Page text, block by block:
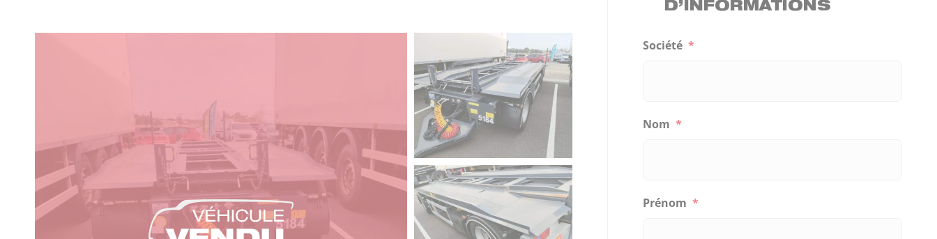
D’INFORMATIONS
Société *
Nom *
Prénom *